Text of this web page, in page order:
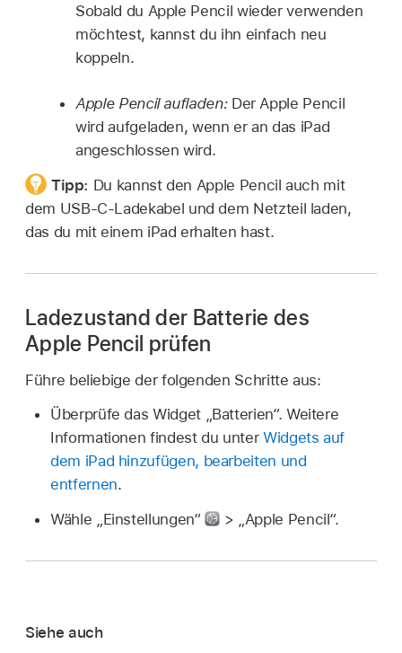
Sobald du Apple Pencil wieder verwenden
möchtest, kannst du ihn einfach neu
koppeln.
Apple Pencil aufladen:Der Apple Pencil
wird aufgeladen, wenn er an das iPad
angeschlossen wird.
Tipp: Du kannst den Apple Pencil auch mit
dem USB-C-Ladekabel und dem Netzteil laden,
das du mit einem iPad erhalten hast.
Ladezustand der Batterie des
Apple Pencil prüfen
Führe beliebige der folgenden Schritte aus:
Überprüfe das Widget „Batterien“. Weitere
Informationen findest du unter Widgets auf
dem iPad hinzufügen, bearbeiten und
entfernen.
Wähle „Einstellungen“
> „Apple Pencil“.
Siehe auch